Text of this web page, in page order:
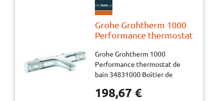
Grohe Grohtherm 1000
Performance thermostat
sans raccords, montage
mural, chromé
Grohe Grohtherm 1000
Performance thermostat de
bain 34831000 Boîtier de
StarLight Verrouillage de
198,67 €